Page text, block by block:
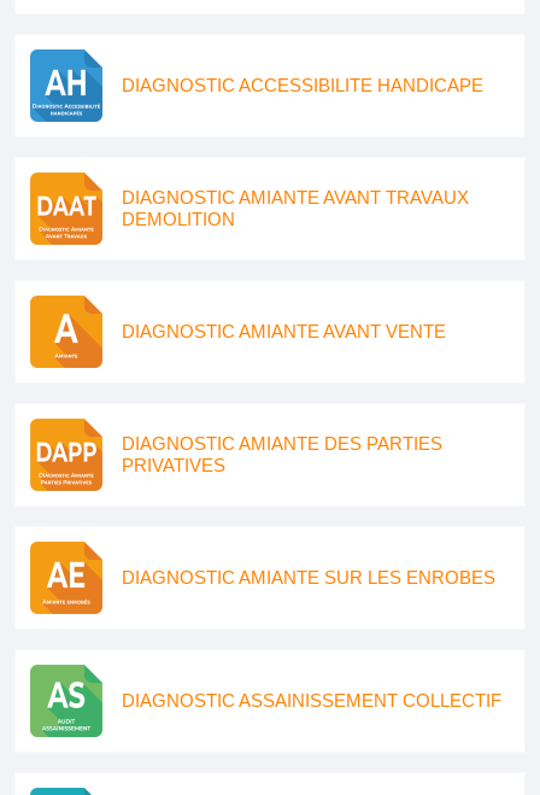
DIAGNOSTIC ACCESSIBILITE HANDICAPE
DIAGNOSTIC AMIANTE AVANT TRAVAUX
DEMOLITION
DIAGNOSTIC AMIANTE AVANT VENTE
DIAGNOSTIC AMIANTE DES PARTIES
PRIVATIVES
DIAGNOSTIC AMIANTE SUR LES ENROBES
DIAGNOSTIC ASSAINISSEMENT COLLECTIF